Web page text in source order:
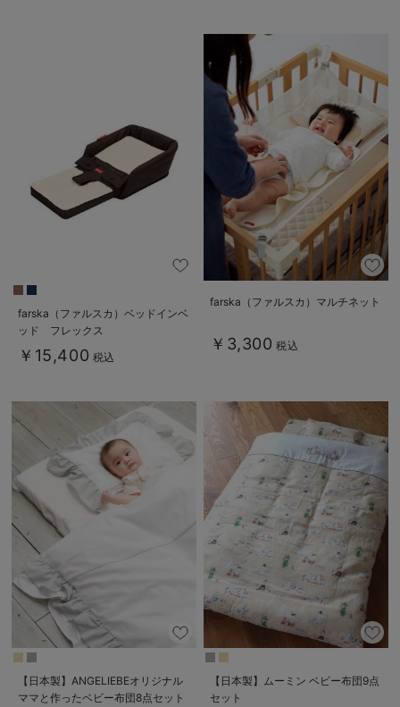
farska（ファルスカ）ベッドインベ
ッド フレックス
￥15,400 税込
farska（ファルスカ）マルチネット
￥3,300 税込
【日本製】ANGELIEBEオリジナル
ママと作ったベビー布団8点セット
【日本製】ムーミン ベビー布団9点
セット